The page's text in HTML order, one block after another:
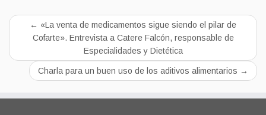
← «La venta de medicamentos sigue siendo el pilar de
Cofarte». Entrevista a Catere Falcón, responsable de
Especialidades y Dietética
Charla para un buen uso de los aditivos alimentarios →